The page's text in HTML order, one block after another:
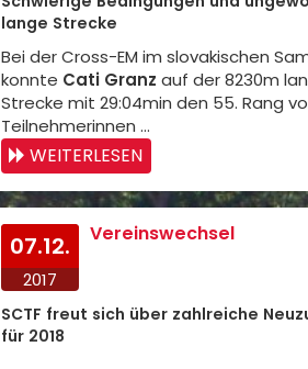
lange Strecke
Bei der Cross-EM im slovakischen
konnte Cati Granz auf der 8230m
Strecke mit 29:04min den 55. Rang
Teilnehmerinnen …
WEITERLESEN
07.12.
2017
Vereinswechsel
SCTF freut sich über zahlreiche
für 2018